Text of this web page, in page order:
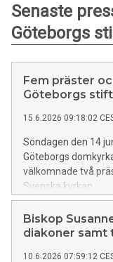
Senaste
Göteborgs
Fem präster
Göteborgs stift
15.6.2026 09:18:02
Söndagen den 14
Göteborgs
välkomnade två
Svenska kyrkan.
Biskop
diakoner samt
10.6.2026 07:59:12